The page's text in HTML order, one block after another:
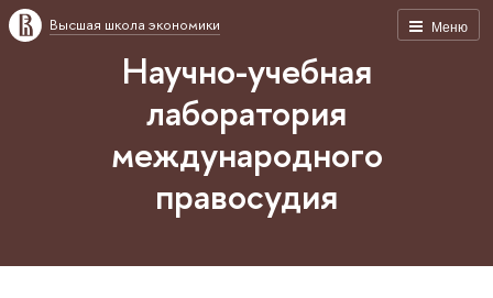
Меню
Высшая школа экономики
Научно-учебная
лаборатория
международного
правосудия